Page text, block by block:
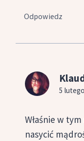
Odpowiedz
5
Właśnie w
nasycić